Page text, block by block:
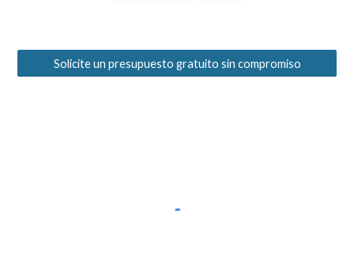
Solicite un presupuesto gratuito sin compromiso